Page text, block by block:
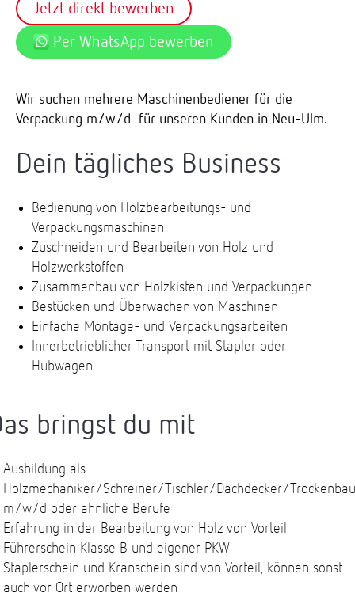
Jetzt direkt bewerben
Per WhatsApp bewerben
Wir suchen mehrere Maschinenbediener für die
Verpackung m/w/d für unseren Kunden in Neu-Ulm.
Dein tägliches Business
Bedienung von Holzbearbeitungs- und
Verpackungsmaschinen
Zuschneiden und Bearbeiten von Holz und
Holzwerkstoffen
Zusammenbau von Holzkisten und Verpackungen
Bestücken und Überwachen von Maschinen
Einfache Montage- und Verpackungsarbeiten
Innerbetrieblicher Transport mit Stapler oder
Hubwagen
bringst du mit
Ausbildung als
Holzmechaniker/Schreiner/Tischler/Dachdecker/
m/w/d oder ähnliche Berufe
Erfahrung in der Bearbeitung von Holz von Vorteil
Führerschein Klasse B und eigener PKW
Staplerschein und Kranschein sind von Vorteil, können sonst
auch vor Ort erworben werden